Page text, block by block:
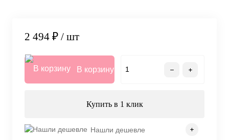
2 494 ₽ / шт
В корзину
Купить в 1 клик
Нашли дешевле